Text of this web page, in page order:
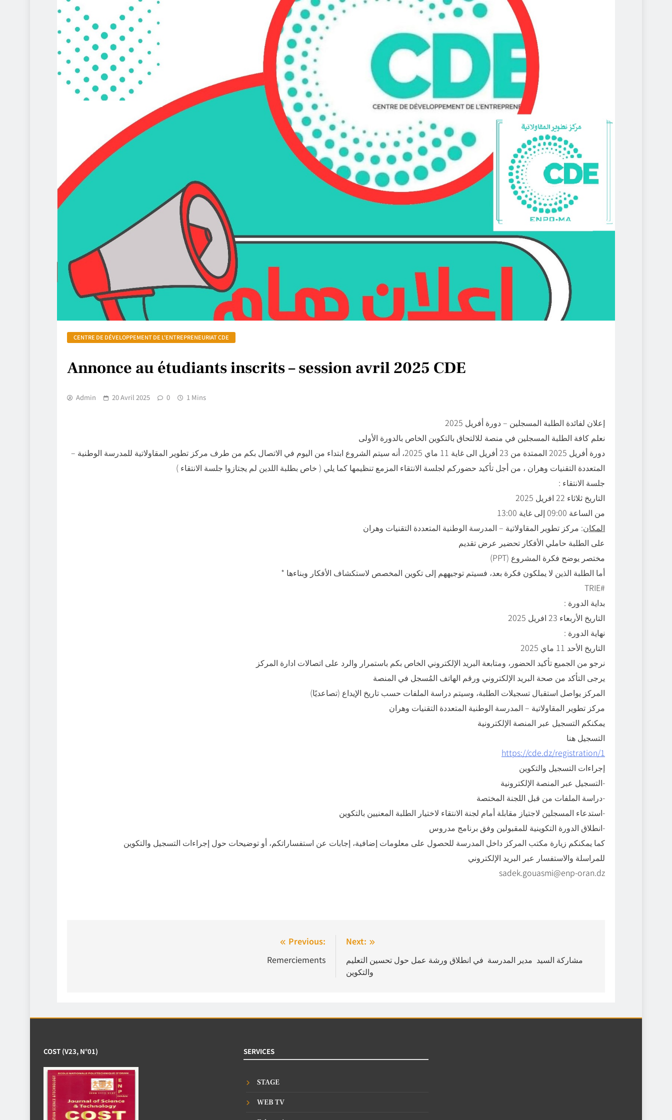
CENTRE DE DÉVELOPPEMENT DE L'ENTREPRENEURIAT CDE
Annonce au étudiants inscrits – session avril 2025 CDE
Admin 20 Avril 2025 0 1 Mins
إعلان لفائدة الطلبة المسجلين – دورة أفريل 2025
نعلم كافة الطلبة المسجلين في منصة للالتحاق بالتكوين الخاص بالدورة الأولى
– دورة أفريل 2025 الممتدة من 23 أفريل الى غاية 11 ماي 2025، أنه سيتم الشروع ابتداء من اليوم في الاتصال بكم من طرف مركز تطوير المقاولاتية للمدرسة الوطنية
المتعددة التقنيات وهران ، من أجل تأكيد حضوركم لجلسة الانتقاء المزمع تنظيمها كما يلي ( خاص بطلبة اللدين لم يجتازوا جلسة الانتقاء )
: جلسة الانتقاء
التاريخ ثلاثاء 22 افريل 2025
من الساعة 09:00 إلى غاية 13:00
المكان: مركز تطوير المقاولاتية – المدرسة الوطنية المتعددة التقنيات وهران
على الطلبة حاملي الأفكار تحضير عرض تقديم
(PPT) مختصر يوضح فكرة المشروع
* أما الطلبة الذين لا يملكون فكرة بعد، فسيتم توجيههم إلى تكوين المخصص لاستكشاف الأفكار وبناءها
TRIE#
: بداية الدورة
التاريخ الأربعاء 23 افريل 2025
: نهاية الدورة
التاريخ الأحد 11 ماي 2025
نرجو من الجميع تأكيد الحضور، ومتابعة البريد الإلكتروني الخاص بكم باستمرار والرد على اتصالات ادارة المركز
يرجى التأكد من صحة البريد الإلكتروني ورقم الهاتف المُسجل في المنصة
المركز يواصل استقبال تسجيلات الطلبة، وسيتم دراسة الملفات حسب تاريخ الإيداع (تصاعديًا)
مركز تطوير المقاولاتية – المدرسة الوطنية المتعددة التقنيات وهران
يمكنكم التسجيل عبر المنصة الإلكترونية
التسجيل هنا
https://cde.dz/registration/1
إجراءات التسجيل والتكوين
التسجيل عبر المنصة الإلكترونية-
دراسة الملفات من قبل اللجنة المختصة-
استدعاء المسجلين لاجتياز مقابلة أمام لجنة الانتقاء لاختيار الطلبة المعنيين بالتكوين-
انطلاق الدورة التكوينية للمقبولين وفق برنامج مدروس-
كما يمكنكم زيارة مكتب المركز داخل المدرسة للحصول على معلومات إضافية، إجابات عن استفساراتكم، أو توضيحات حول إجراءات التسجيل والتكوين
للمراسلة والاستفسار عبر البريد الإلكتروني
sadek.gouasmi@enp-oran.dz
Previous:
Remerciements
Next:
مشاركة السيد مدير المدرسة في انطلاق ورشة عمل حول تحسين التعليم
والتكوين
COST (V23, N°01) SERVICES
STAGE
WEB TV